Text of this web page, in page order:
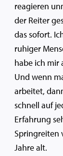
reagieren
der Reiter
das sofort.
ruhiger
habe ich mir
Und wenn
arbeitet,
schnell auf
Erfahrung
Springreiten
Jahre alt.